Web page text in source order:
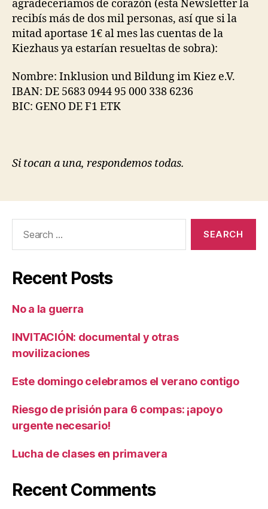
agradeceríamos de corazón (esta Newsletter la
recibís más de dos mil personas, así que si la
mitad aportase 1€ al mes las cuentas de la
Kiezhaus ya estarían resueltas de sobra):
Nombre: Inklusion und Bildung im Kiez e.V.
IBAN: DE 5683 0944 95 000 338 6236
BIC: GENO DE F1 ETK
Si tocan a una, respondemos todas.
Recent Posts
No a la guerra
INVITACIÓN: documental y otras
movilizaciones
Este domingo celebramos el verano contigo
Riesgo de prisión para 6 compas: ¡apoyo
urgente necesario!
Lucha de clases en primavera
Recent Comments